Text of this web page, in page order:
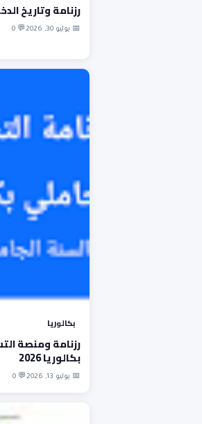
رزنامة وتاريخ الدخول
📅 يوليو 30, 2026 💬 0
بكالوريا
رزنامة ومنصة
بكالوريا 2026
📅 يوليو 13, 2026 💬 0